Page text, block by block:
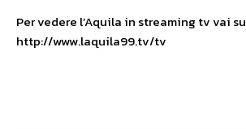
Per vedere l’Aquila in streaming tv vai su
http://www.laquila99.tv/tv